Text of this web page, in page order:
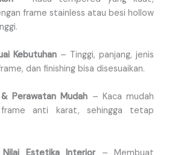
frame stainless atau besi hollow
Kebutuhan– Tinggi, panjang, jenis
dan finishing bisa disesuaikan.
Perawatan Mudah – Kaca mudah
frame anti karat, sehingga tetap
Nilai Estetika Interior– Membuat